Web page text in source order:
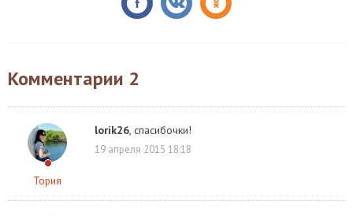
Комментарии 2
Тория
lorik26, спасибочки!
19 апреля 2015 18:18